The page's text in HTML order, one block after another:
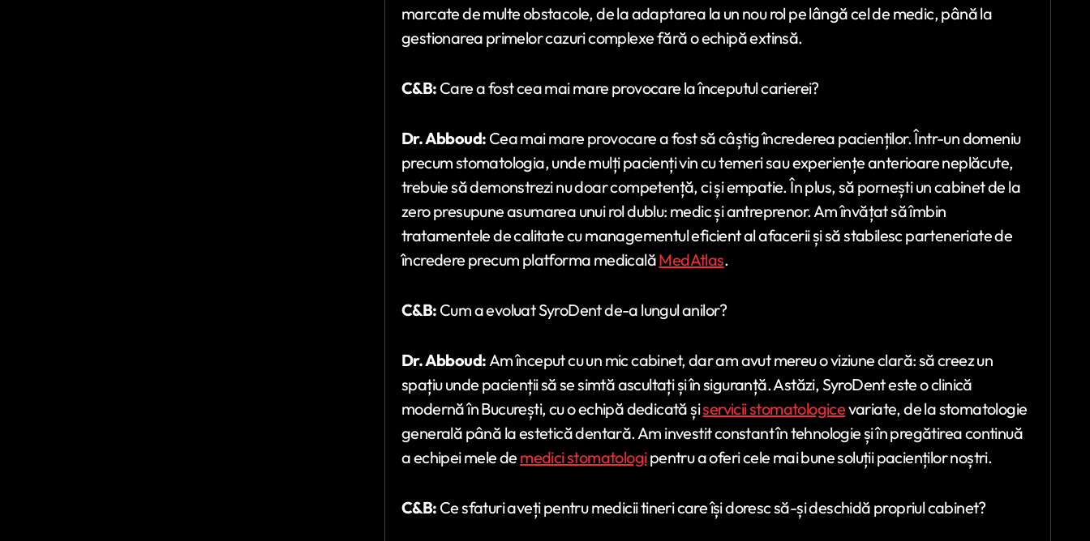
marcate de multe obstacole, de la adaptarea la un nou rol pe lângă cel de medic, până la
gestionarea primelor cazuri complexe fără o echipă extinsă.
C&B: Care a fost cea mai mare provocare la începutul carierei?
Dr. Abboud: Cea mai mare provocare a fost să câștig încrederea pacienților. Într-un domeniu
precum stomatologia, unde mulți pacienți vin cu temeri sau experiențe anterioare neplăcute,
trebuie să demonstrezi nu doar competență, ci și empatie. În plus, să pornești un cabinet de la
zero presupune asumarea unui rol dublu: medic și antreprenor. Am învățat să îmbin
tratamentele de calitate cu managementul eficient al afacerii și să stabilesc parteneriate de
încredere precum platforma medicalăMedAtlas.
C&B: Cum a evoluat SyroDent de-a lungul anilor?
Dr. Abboud: Am început cu un mic cabinet, dar am avut mereu o viziune clară: să creez un
spațiu unde pacienții să se simtă ascultați și în siguranță. Astăzi, SyroDent este o clinică
modernă în București, cu o echipă dedicată șiservicii stomatologicevariate, de la stomatologie
generală până la estetică dentară. Am investit constant în tehnologie și în pregătirea continuă
a echipei mele de medici stomatologipentru a oferi cele mai bune soluții pacienților noștri.
C&B: Ce sfaturi aveți pentru medicii tineri care își doresc să-și deschidă propriul cabinet?